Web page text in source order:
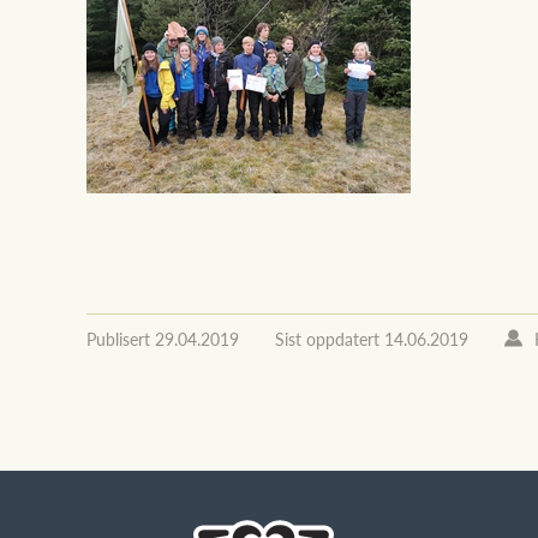
Publisert 29.04.2019 Sist oppdatert 14.06.2019